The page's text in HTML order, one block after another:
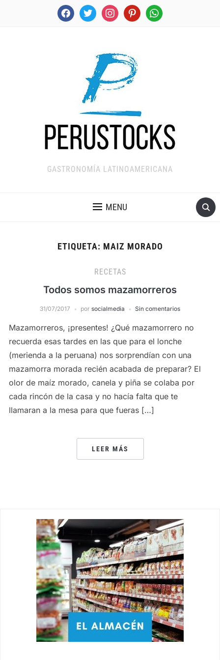
facebooktwitter instagrampinterestwhatsapp
GASTRONOMÍA LATINOAMERICANA
MENU
ETIQUETA: MAIZ MORADO
RECETAS
Todos somos mazamorreros
31/07/2017 por socialmedia Sin comentarios
Mazamorreros, ¡presentes! ¿Qué mazamorrero no
recuerda esas tardes en las que para el lonche
(merienda a la peruana) nos sorprendían con una
mazamorra morada recién acabada de preparar? El
olor de maíz morado, canela y piña se colaba por
cada rincón de la casa y no hacía falta que te
llamaran a la mesa para que fueras […]
LEER MÁS